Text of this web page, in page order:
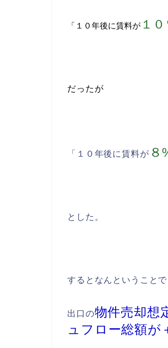
「１０年後に賃料が １０
だったが
「１０年後に賃料が ８
とした。
するとなんということ
出口の物件売却想
ュフロー総額が